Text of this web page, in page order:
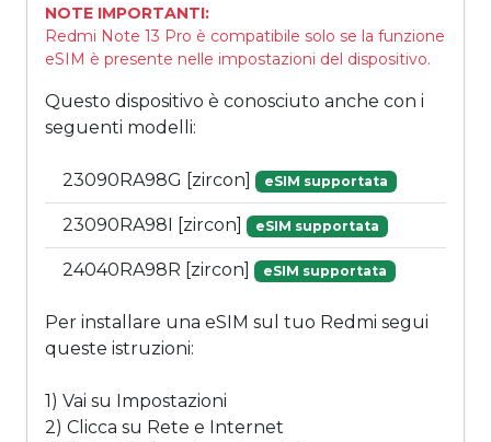
NOTE IMPORTANTI:
Redmi Note 13 Pro è compatibile solo se la funzione
eSIM è presente nelle impostazioni del dispositivo.
Questo dispositivo è conosciuto anche con i
seguenti modelli:
23090RA98G [zircon] eSIM supportata
23090RA98I [zircon] eSIM supportata
24040RA98R [zircon] eSIM supportata
Per installare una eSIM sul tuo Redmi segui
queste istruzioni:
1) Vai su Impostazioni
2) Clicca su Rete e Internet